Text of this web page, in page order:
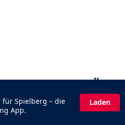
WURDE REALITÄT
des
15. Mai 2011 war es so weit:
für Spielberg – die
App.
Laden